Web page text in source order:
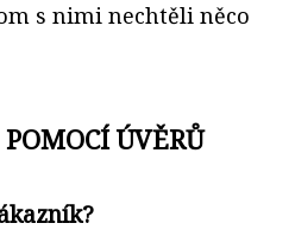
s nimi nechtěli něco
ÚVĚRŮ